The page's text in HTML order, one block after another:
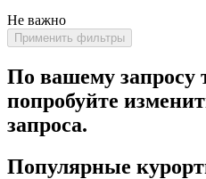
Не важно
Применить фильтры
По вашему запросу
попробуйте
запроса.
Популярные